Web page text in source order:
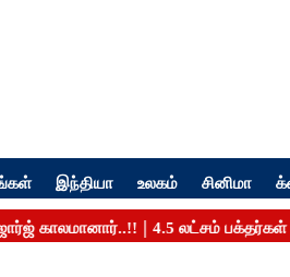
இந்தியா உலகம் சினிமா